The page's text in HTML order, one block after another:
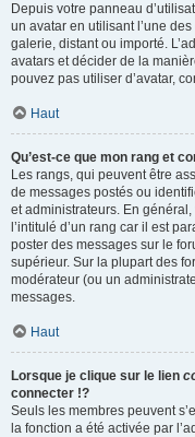
Depuis votre panneau
un avatar en utilisant l’une
galerie, distant ou importé.
avatars et décider de la
pouvez pas utiliser d’avatar,
Haut
Qu’est-ce que mon rang et
Les rangs, qui peuvent être
de messages postés ou
et administrateurs. En
l’intitulé d’un rang car il est
poster des messages sur le
supérieur. Sur la plupart des
modérateur (ou un
messages.
Haut
Lorsque je clique sur le lien
connecter !?
Seuls les membres peuvent
la fonction a été activée par